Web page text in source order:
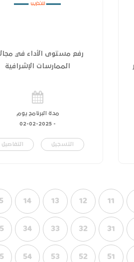
رفع مستوى الأداء في
الممارسات الإشرافية
مدة البرنامج يوم
-
02-02-2025
التسجيل التفاصيل
11
12
13
14
31
32
33
34
51
52
53
54